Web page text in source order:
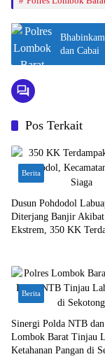
dan Cabai
Pos Terkait
Berita
Dusun Pohdodol
Diterjang Banjir Akibat
Ekstrem, 350 KK
Berita
Sinergi Polda NTB
Lombok Barat Tinjau
Ketahanan Pangan di